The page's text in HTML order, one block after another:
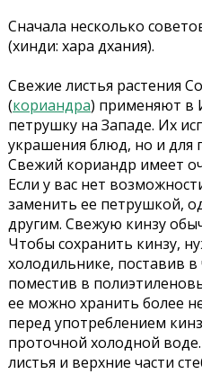
Сначала несколько
(хинди: хара дхания).
Свежие листья растения
(кориандра) применяют в
петрушку на Западе. Их
украшения блюд, но и для
Свежий кориандр имеет
Если у вас нет
заменить ее петрушкой,
другим. Свежую кинзу
Чтобы сохранить кинзу,
холодильнике, поставив
поместив в
ее можно хранить более
перед употреблением
проточной холодной
листья и верхние части